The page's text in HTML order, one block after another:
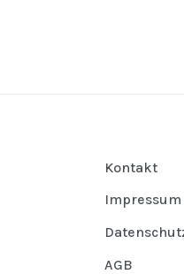
Kontakt
Impressum
AGB